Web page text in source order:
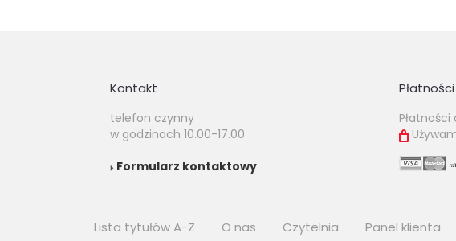
Kontakt
telefon czynny
w godzinach 10.00-17.00
Formularz kontaktowy
Płatności
Płatności
Lista tytułów A-Z O nas Czytelnia Panel klienta